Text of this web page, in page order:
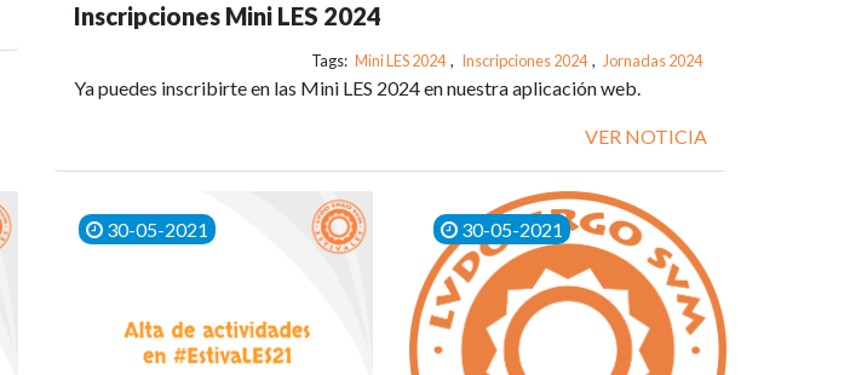
Inscripciones Mini LES 2024
Tags: Mini LES 2024 , Inscripciones 2024 , Jornadas 2024
Ya puedes inscribirte en las Mini LES 2024 en nuestra aplicación web.
VER NOTICIA
30-05-2021 30-05-2021